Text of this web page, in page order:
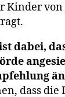
Kinder von
dabei,
dass